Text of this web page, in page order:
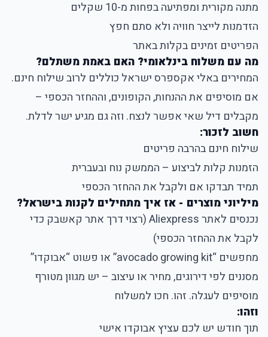
מתנה מקורית ומפתיעה בפחות מ-10 שקלים
הזדמנות לייצר חוויה ולא סתם חפץ
הפריטים זמינים בקלות באתר
מה עם משלוח בינלאומי? האם באמת משתלם?
המחירים באלי אקספרס ישראל כוללים לרוב שילוח חינם.
אם מוסיפים את ההנחות, הקופונים, וההחזר הכספי –
מקבלים דיל שאי אפשר לנצח. וזה גם מגיע ישר לדלת.
חשוב לזכור:
שילוח חינם בהרבה פריטים
הזמנות קלות לביצוע – הממשק נוח ובעברית
תמיד תבדקו אם ולקבל את ההחזר הכספי
מיליוני מוצרים - אז איך מתחילים לקנות בישראל?
נכנסים לאתר Aliexpress (רצוי דרך אתר קאשבק כדי
לקבל את ההחזר הכספי)
מחפשים “avocado growing kit” או פשוט “אבוקדו”
מסננים לפי דירוגים, מחיר או עיצוב – יש מגוון מטורף
מוסיפים לעגלה. זהו. חכו למשלוח
וזהו:
תוך חודש יש לכם עציץ אבוקדו אישי